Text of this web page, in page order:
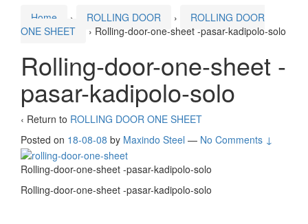
Home › ROLLING DOOR ›
ROLLING DOOR
ONE SHEET
› Rolling-door-one-sheet -pasar-kadipolo-solo
Rolling-door-one-sheet -
pasar-kadipolo-solo
‹ Return to ROLLING DOOR ONE SHEET
Posted on 18-08-08 by Maxindo Steel — No Comments ↓
Rolling-door-one-sheet -pasar-kadipolo-solo
Rolling-door-one-sheet -pasar-kadipolo-solo